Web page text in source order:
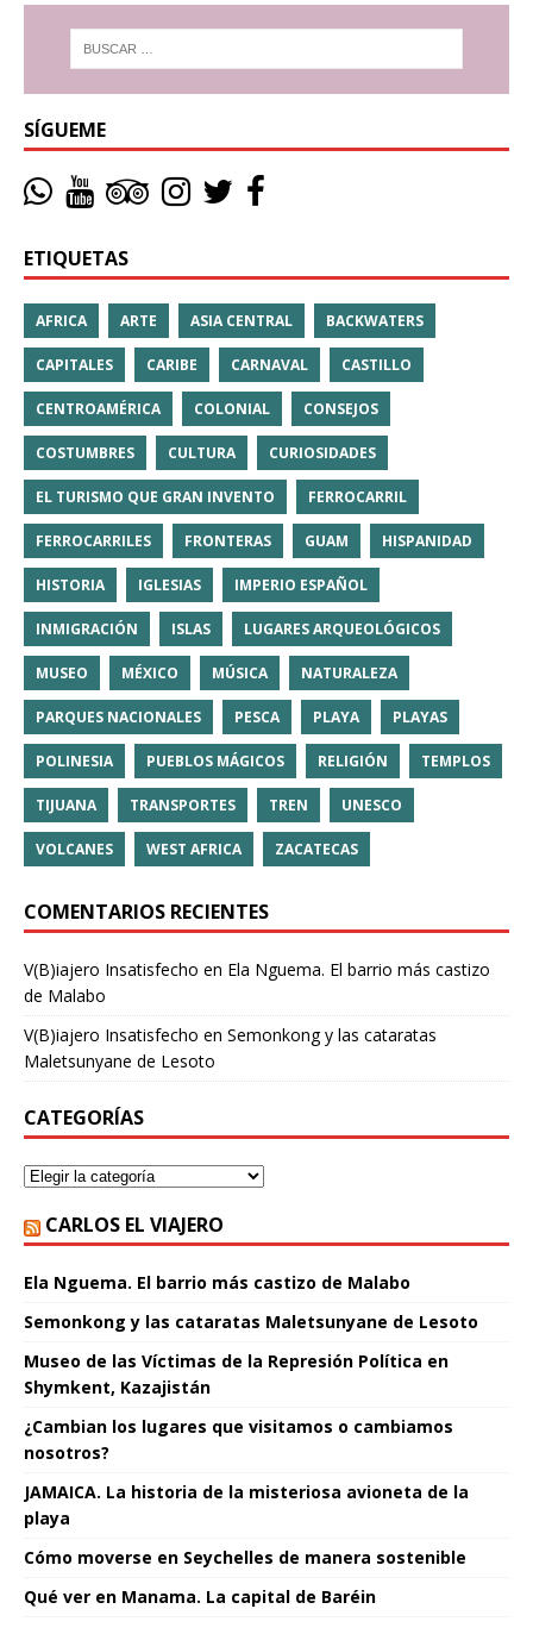
SÍGUEME
ETIQUETAS
AFRICA ARTE ASIA CENTRAL BACKWATERS
CAPITALES CARIBE CARNAVAL CASTILLO
CENTROAMÉRICA COLONIAL CONSEJOS
COSTUMBRES CULTURA CURIOSIDADES
EL TURISMO QUE GRAN INVENTO FERROCARRIL
FERROCARRILES FRONTERAS GUAM HISPANIDAD
HISTORIA IGLESIAS IMPERIO ESPAÑOL
INMIGRACIÓN ISLAS LUGARES ARQUEOLÓGICOS
MUSEO MÉXICO MÚSICA NATURALEZA
PARQUES NACIONALES PESCA PLAYA PLAYAS
POLINESIA PUEBLOS MÁGICOS RELIGIÓN TEMPLOS
TIJUANA TRANSPORTES TREN UNESCO
VOLCANES WEST AFRICA ZACATECAS
COMENTARIOS RECIENTES
V(B)iajero Insatisfecho en Ela Nguema. El barrio más castizo
de Malabo
V(B)iajero Insatisfecho en Semonkong y las cataratas
Maletsunyane de Lesoto
CATEGORÍAS
CARLOS EL VIAJERO
Ela Nguema. El barrio más castizo de Malabo
Semonkong y las cataratas Maletsunyane de Lesoto
Museo de las Víctimas de la Represión Política en
Shymkent, Kazajistán
¿Cambian los lugares que visitamos o cambiamos
nosotros?
JAMAICA. La historia de la misteriosa avioneta de la
playa
Cómo moverse en Seychelles de manera sostenible
Qué ver en Manama. La capital de Baréin